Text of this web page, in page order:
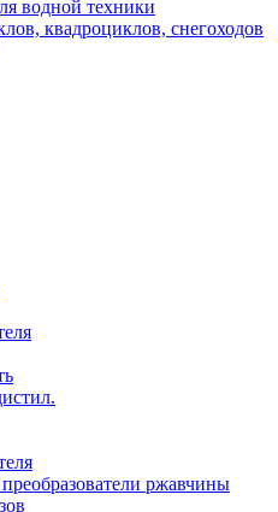
водной техники
квадроциклов, снегоходов
ржавчины